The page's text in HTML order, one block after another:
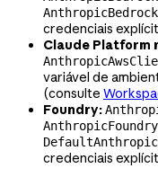
credenciais
Claude Platform
variável de
(consulte
Foundry:
credenciais